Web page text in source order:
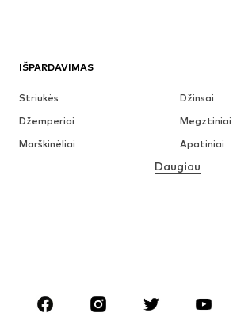
IŠPARDAVIMAS
Striukės
Džinsai
Džemperiai
Megztiniai
Marškinėliai
Apatiniai
Marškiniai
DRABUŽIAI
Daugiau